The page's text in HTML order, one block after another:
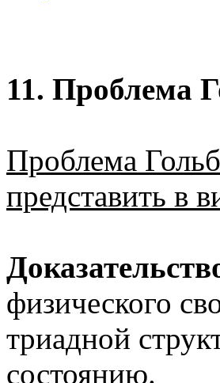
11. Проблема
Проблема
представить в
физического
триадной
состоянию.